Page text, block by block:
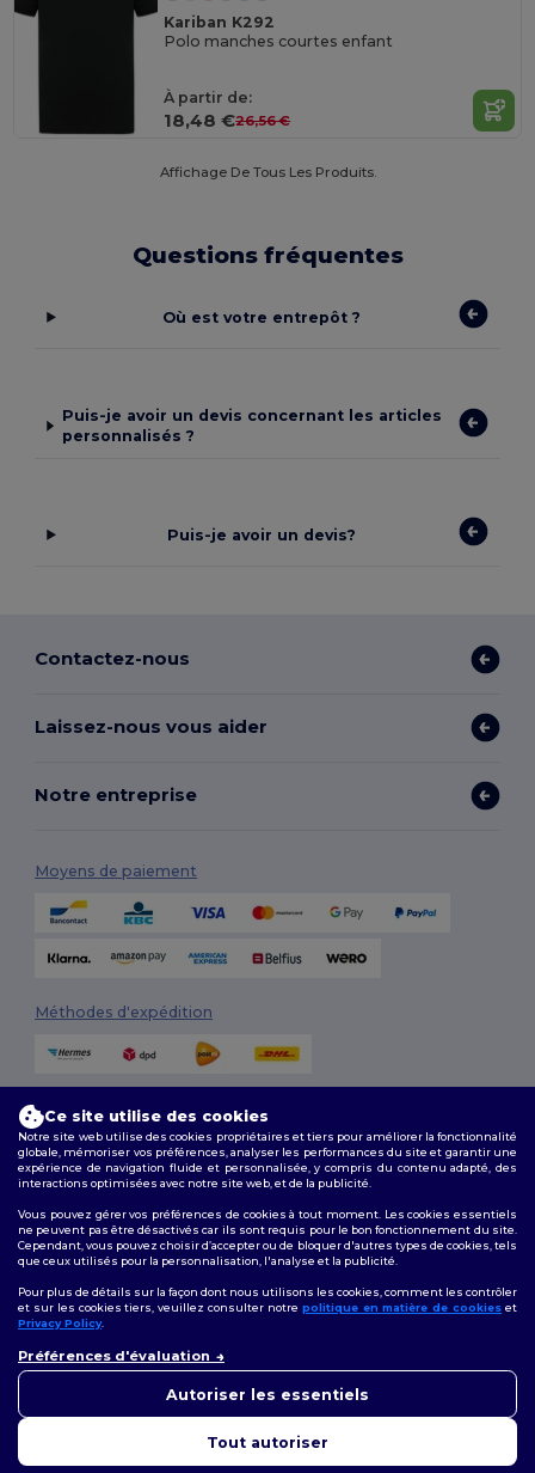
Kariban K292
Polo manches courtes enfant
À partir de:
18,48 €26,56 €
Affichage De Tous Les Produits.
Questions fréquentes
Où est votre entrepôt ?
Puis-je avoir un devis concernant les articles
personnalisés ?
Puis-je avoir un devis?
Contactez-nous
Laissez-nous vous aider
Notre entreprise
Moyens de paiement
Méthodes d'expédition
Conditions Générales|Politique de personnalisation |Politique de
Confidentialité
Suivez-nous
Bruxelles|Anvers|Mortsel|Malines|Lierre|Turnhout|Geel|
Hoogstraten |Bruges
Ce site utilise des cookies
Notre site web utilise des cookies propriétaires et tiers pour améliorer la fonctionnalité
globale, mémoriser vos préférences, analyser les performances du site et garantir une
expérience de navigation fluide et personnalisée, y compris du contenu adapté, des
interactions optimisées avec notre site web, et de la publicité.
Vous pouvez gérer vos préférences de cookies à tout moment. Les cookies essentiels
ne peuvent pas être désactivés car ils sont requis pour le bon fonctionnement du site.
Cependant, vous pouvez choisir d’accepter ou de bloquer d'autres types de cookies, tels
que ceux utilisés pour la personnalisation, l'analyse et la publicité.
Pour plus de détails sur la façon dont nous utilisons les cookies, comment les contrôler
et sur les cookies tiers, veuillez consulter notre politique en matière de cookies et
Privacy Policy.
Préférences d'évaluation
Autoriser les essentiels
Tout autoriser
pouvez nous contacter à tout
pour vous aider.